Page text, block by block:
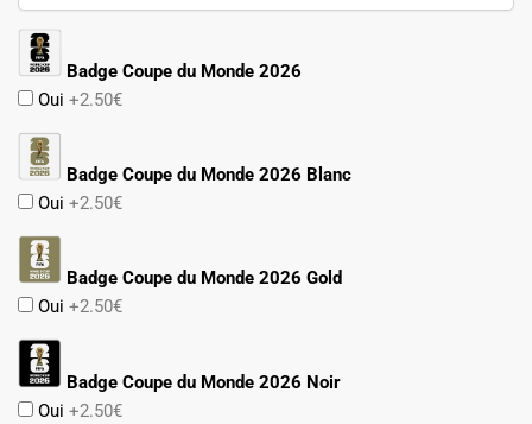
Badge Coupe du Monde 2026
Oui +2.50€
Badge Coupe du Monde 2026 Blanc
Oui +2.50€
Badge Coupe du Monde 2026 Gold
Oui +2.50€
Badge Coupe du Monde 2026 Noir
Oui +2.50€